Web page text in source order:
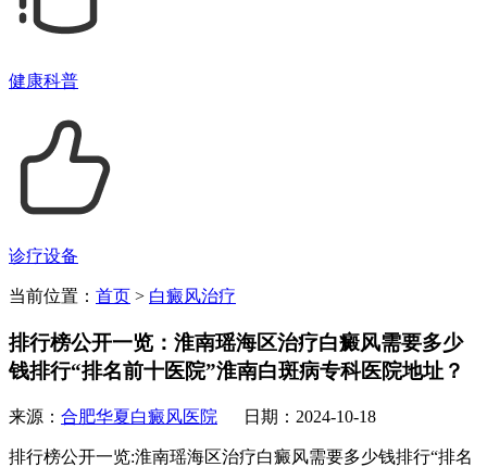
健康科普
诊疗设备
当前位置： 首页 > 白癜风治疗
排行榜公开一览：淮南瑶海区治疗白癜风需要多少
钱排行“排名前十医院”淮南白斑病专科医院地址？
来源： 合肥华夏白癜风医院 日期：2024-10-18
排行榜公开一览:淮南瑶海区治疗白癜风需要多少钱排行“排名